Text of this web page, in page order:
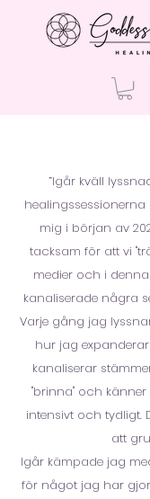
”Igår kväll
mig i början av
tacksam för att vi
medier och i
kanaliserade några
Varje gång jag
hur jag
kanaliserar
"brinna" och
intensivt och tydligt.
att
Igår kämpade jag
för något jag har